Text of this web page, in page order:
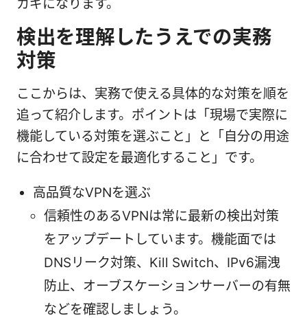
カギになります。
検出を理解したうえでの実務
対策
ここからは、実務で使える具体的な対策を順を
追って紹介します。ポイントは「現場で実際に
機能している対策を選ぶこと」と「自分の用途
に合わせて設定を最適化すること」です。
高品質なVPNを選ぶ
信頼性のあるVPNは常に最新の検出対策
をアップデートしています。機能面では
DNSリーク対策、Kill Switch、IPv6漏洩
防止、オーブスケーションサーバーの有無
などを確認しましょう。